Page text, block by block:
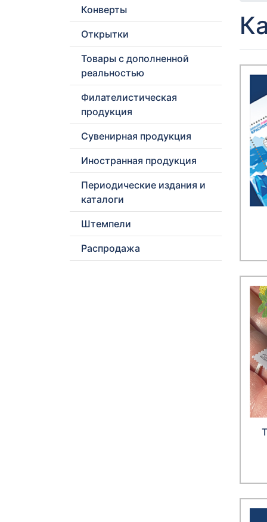
Конверты
Открытки
Товары с дополненной
реальностью
Филателистическая
продукция
Сувенирная продукция
Иностранная продукция
Периодические издания и
каталоги
Штемпели
Распродажа